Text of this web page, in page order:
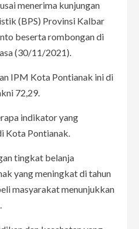
menerima kunjungan
(BPS) Provinsi Kalbar
beserta rombongan di
(30/11/2021).
IPM Kota Pontianak ini di
72,29.
indikator yang
Kota Pontianak.
tingkat belanja
yang meningkat di tahun
masyarakat menunjukkan